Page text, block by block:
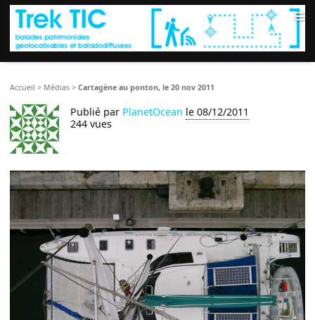
≡
Accueil > Médias >Cartagène au ponton, le 20 nov 2011
Publié par PlanetOcean le 08/12/2011
244 vues